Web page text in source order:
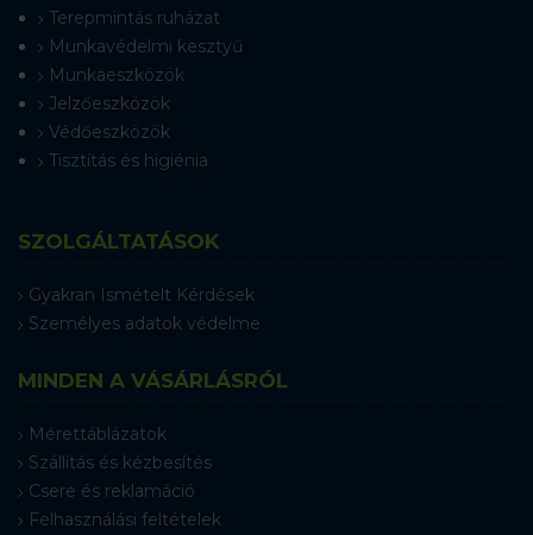
Terepmintás ruházat
Munkavédelmi kesztyű
Munkaeszközök
Jelzőeszközök
Védőeszközök
Tisztítás és higiénia
SZOLGÁLTATÁSOK
Gyakran Ismételt Kérdések
Személyes adatok védelme
MINDEN A VÁSÁRLÁSRÓL
Mérettáblázatok
Szállítás és kézbesítés
Csere és reklamáció
Felhasználási feltételek